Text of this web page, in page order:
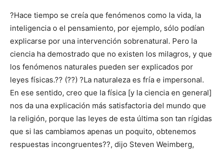
?Hace tiempo se creía que fenómenos como la vida, la
inteligencia o el pensamiento, por ejemplo, sólo podían
explicarse por una intervención sobrenatural. Pero la
ciencia ha demostrado que no existen los milagros, y que
los fenómenos naturales pueden ser explicados por
leyes físicas.?? (??) ?La naturaleza es fría e impersonal.
En ese sentido, creo que la física [y la ciencia en general]
nos da una explicación más satisfactoria del mundo que
la religión, porque las leyes de esta última son tan rígidas
que si las cambiamos apenas un poquito, obtenemos
respuestas incongruentes??, dijo Steven Weimberg,